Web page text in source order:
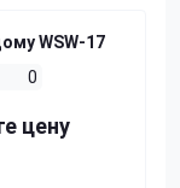
WSW-17
0
цену